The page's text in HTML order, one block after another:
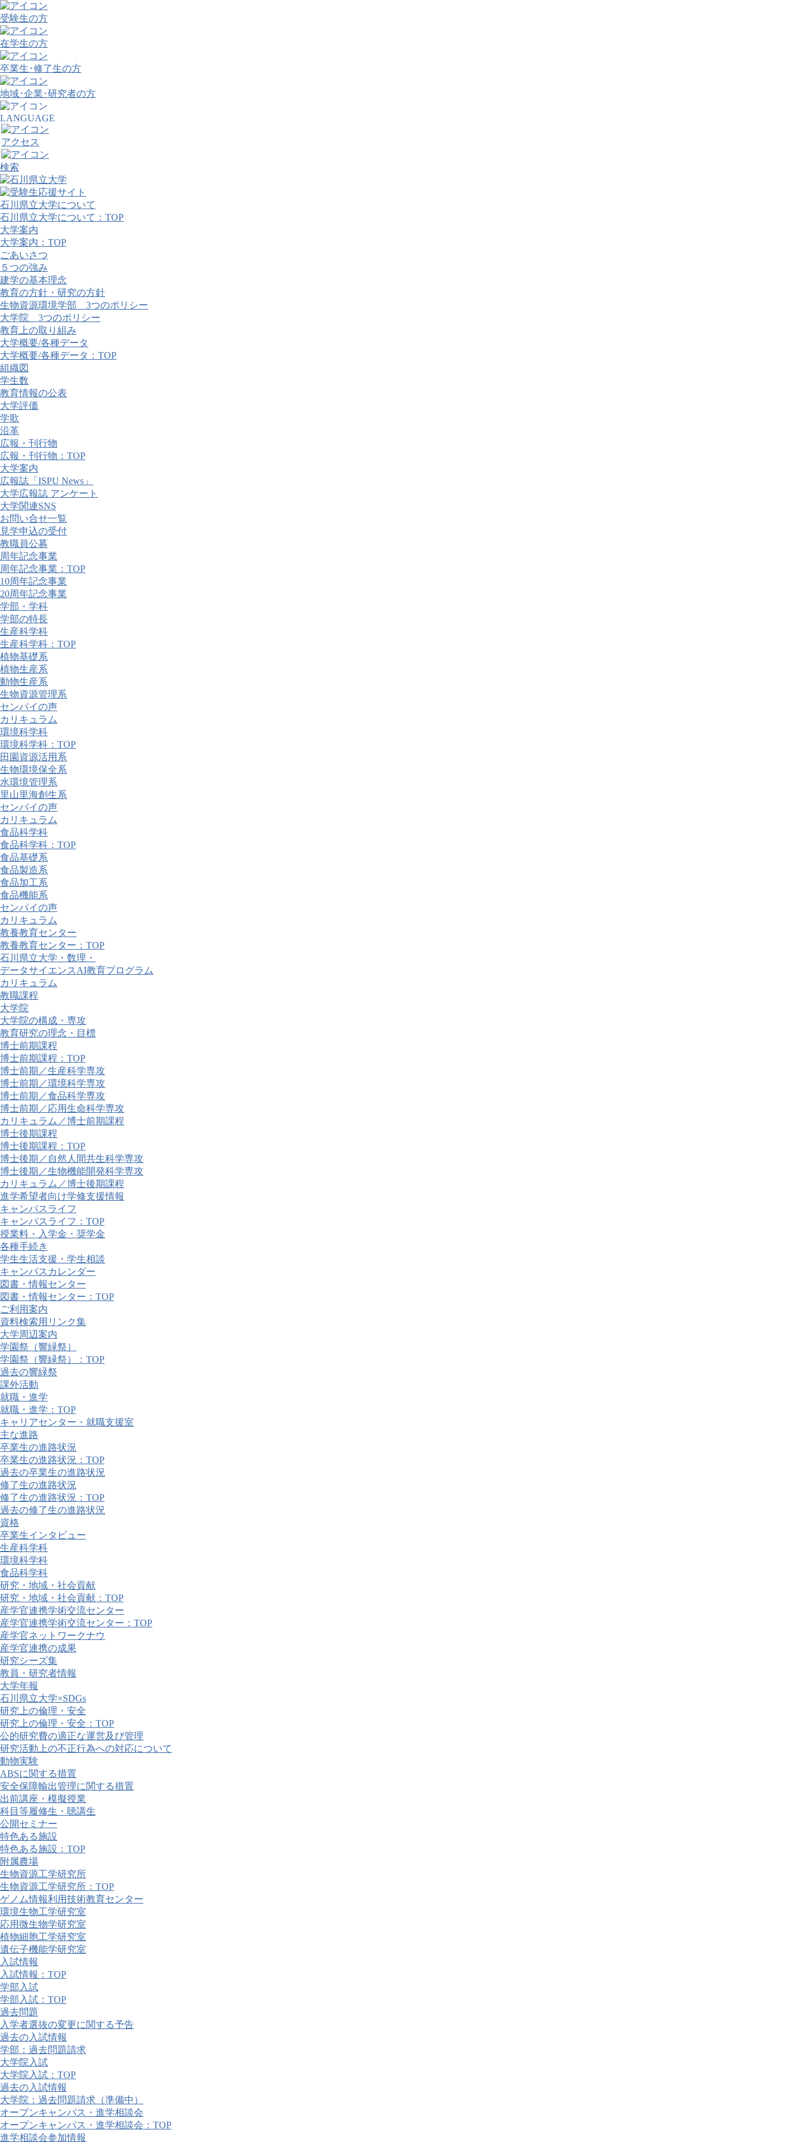
受験生の方
在学生の方
卒業生･修了生の方
地域･企業･研究者の方
LANGUAGE
アクセス
検索
石川県立大学について
石川県立大学について：TOP
大学案内
大学案内：TOP
ごあいさつ
５つの強み
建学の基本理念
教育の方針・研究の方針
生物資源環境学部 3つのポリシー
大学院 3つのポリシー
教育上の取り組み
大学概要/各種データ
大学概要/各種データ：TOP
組織図
学生数
教育情報の公表
大学評価
学歌
沿革
広報・刊行物
広報・刊行物：TOP
大学案内
広報誌「ISPU News」
大学広報誌 アンケート
大学関連SNS
お問い合せ一覧
見学申込の受付
教職員公募
周年記念事業
周年記念事業：TOP
10周年記念事業
20周年記念事業
学部・学科
学部の特長
生産科学科
生産科学科：TOP
植物基礎系
植物生産系
動物生産系
生物資源管理系
センパイの声
カリキュラム
環境科学科
環境科学科：TOP
田園資源活用系
生物環境保全系
水環境管理系
里山里海創生系
センパイの声
カリキュラム
食品科学科
食品科学科：TOP
食品基礎系
食品製造系
食品加工系
食品機能系
センパイの声
カリキュラム
教養教育センター
教養教育センター：TOP
石川県立大学・数理・
データサイエンスAI教育プログラム
カリキュラム
教職課程
大学院
大学院の構成・専攻
教育研究の理念・目標
博士前期課程
博士前期課程：TOP
博士前期／生産科学専攻
博士前期／環境科学専攻
博士前期／食品科学専攻
博士前期／応用生命科学専攻
カリキュラム／博士前期課程
博士後期課程
博士後期課程：TOP
博士後期／自然人間共生科学専攻
博士後期／生物機能開発科学専攻
カリキュラム／博士後期課程
進学希望者向け学修支援情報
キャンパスライフ
キャンパスライフ：TOP
授業料・入学金・奨学金
各種手続き
学生生活支援・学生相談
キャンパスカレンダー
図書・情報センター
図書・情報センター：TOP
ご利用案内
資料検索用リンク集
大学周辺案内
学園祭（響緑祭）
学園祭（響緑祭）：TOP
過去の響緑祭
課外活動
就職・進学
就職・進学：TOP
キャリアセンター・就職支援室
主な進路
卒業生の進路状況
卒業生の進路状況：TOP
過去の卒業生の進路状況
修了生の進路状況
修了生の進路状況：TOP
過去の修了生の進路状況
資格
卒業生インタビュー
生産科学科
環境科学科
食品科学科
研究・地域・社会貢献
研究・地域・社会貢献：TOP
産学官連携学術交流センター
産学官連携学術交流センター：TOP
産学官ネットワークナウ
産学官連携の成果
研究シーズ集
教員・研究者情報
大学年報
石川県立大学×SDGs
研究上の倫理・安全
研究上の倫理・安全：TOP
公的研究費の適正な運営及び管理
研究活動上の不正行為への対応について
動物実験
ABSに関する措置
安全保障輸出管理に関する措置
出前講座・模擬授業
科目等履修生・聴講生
公開セミナー
特色ある施設
特色ある施設：TOP
附属農場
生物資源工学研究所
生物資源工学研究所：TOP
ゲノム情報利用技術教育センター
環境生物工学研究室
応用微生物学研究室
植物細胞工学研究室
遺伝子機能学研究室
入試情報
入試情報：TOP
学部入試
学部入試：TOP
過去問題
入学者選抜の変更に関する予告
過去の入試情報
学部：過去問題請求
大学院入試
大学院入試：TOP
過去の入試情報
大学院：過去問題請求（準備中）
オープンキャンパス・進学相談会
オープンキャンパス・進学相談会：TOP
進学相談会参加情報